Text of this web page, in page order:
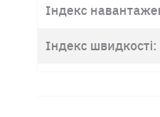
Індекс
Індекс швидкості: